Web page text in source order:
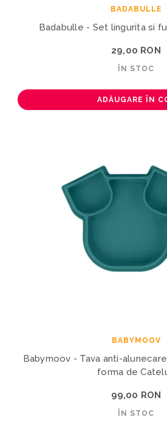
BADABULLE
Badabulle - Set lingurita si
29,00 RON
ÎN STOC
ADĂUGARE ÎN
BABYMOOV
Babymoov - Tava anti-
forma de
99,00 RON
ÎN STOC